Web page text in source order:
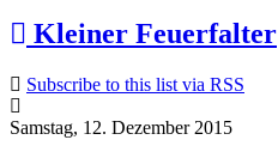
Kleiner Feuerfalter
Subscribe to this list via RSS
Samstag, 12. Dezember 2015